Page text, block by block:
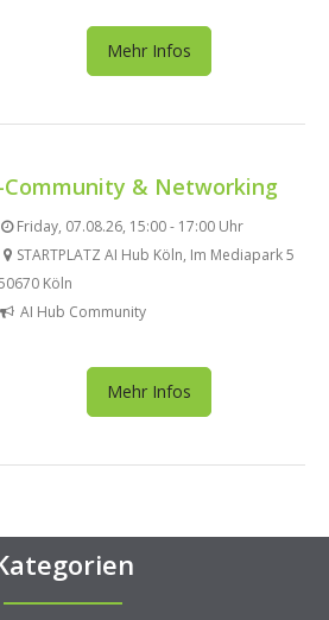
Mehr Infos
Community & Networking
Friday, 07.08.26, 15:00 - 17:00 Uhr
STARTPLATZ AI Hub Köln, Im Mediapark 5
Köln
AI Hub Community
Mehr Infos